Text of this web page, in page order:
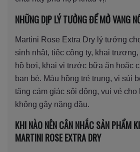
NHỮNG DỊP LÝ TƯỞNG ĐỂ MỞ VANG
Martini Rose Extra Dry lý tưởng
sinh nhật, tiệc công ty, khai
hồ bơi, khai vị trước bữa ăn hoặc
bạn bè. Màu hồng trẻ trung, vị sủi
tăng cảm giác sôi động, vui vẻ
không gây nặng đầu.
KHI NÀO NÊN CÂN NHẮC SẢN PHẨM
MARTINI ROSE EXTRA DRY